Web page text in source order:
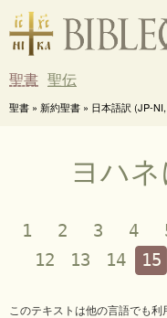
聖書 聖伝
聖書 » 新約聖書 » 日本語訳 (JP-
ヨハ
1 2 3 4
12
13 14 15
このテキストは他の言語でも利